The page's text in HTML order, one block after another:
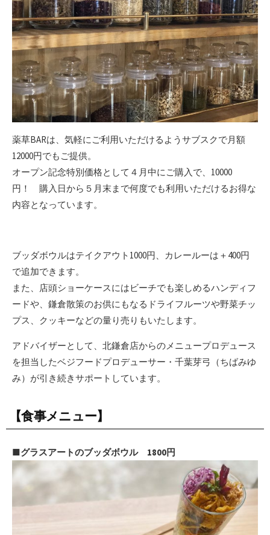
薬草BARは、気軽にご利用いただけるようサブスクで月額
12000円でもご提供。
オープン記念特別価格として４月中にご購入で、10000
円！ 購入日から５月末まで何度でも利用いただけるお得な
内容となっています。
ブッダボウルはテイクアウト1000円、カレールーは＋400円
で追加できます。
また、店頭ショーケースにはビーチでも楽しめるハンディフ
ードや、鎌倉散策のお供にもなるドライフルーツや野菜チッ
プス、クッキーなどの量り売りもいたします。
アドバイザーとして、北鎌倉店からのメニュープロデュース
を担当したベジフードプロデューサー・千葉芽弓（ちばみゆ
み）が引き続きサポートしています。
【食事メニュー】
■グラスアートのブッダボウル 1800円